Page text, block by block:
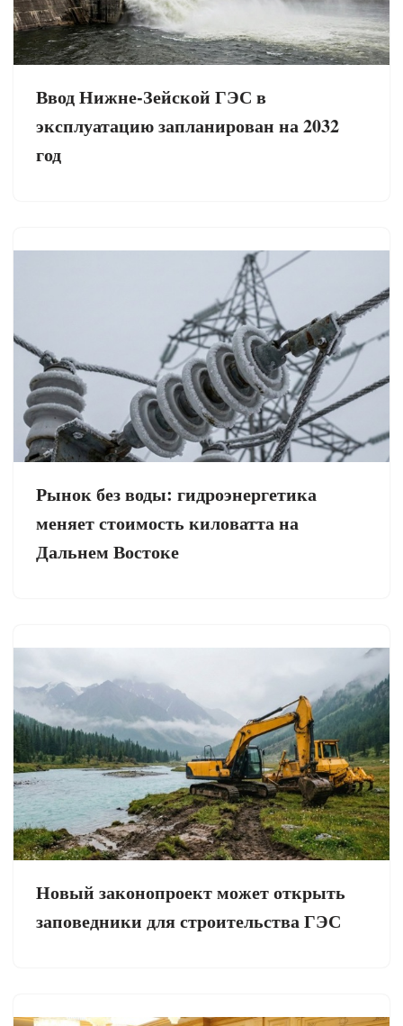
Ввод Нижне-Зейской ГЭС в
эксплуатацию запланирован на 2032
год
Рынок без воды: гидроэнергетика
меняет стоимость киловатта на
Дальнем Востоке
Новый законопроект может открыть
заповедники для строительства ГЭС